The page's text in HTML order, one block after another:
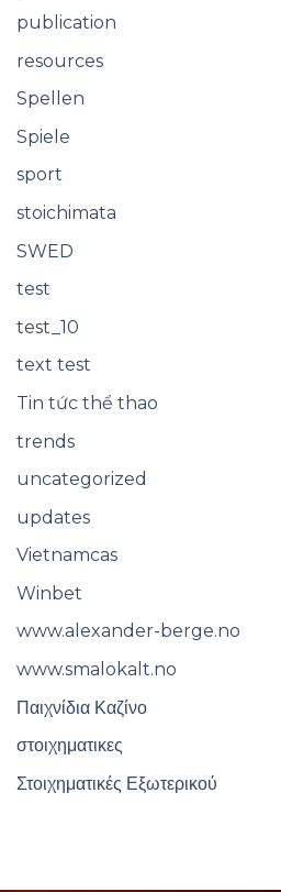
publication
resources
Spellen
Spiele
sport
stoichimata
SWED
test
test_10
text test
Tin tức thể thao
trends
uncategorized
updates
Vietnamcas
Winbet
www.alexander-berge.no
www.smalokalt.no
Παιχνίδια Καζίνο
στοιχηματικες
Στοιχηματικές Εξωτερικού